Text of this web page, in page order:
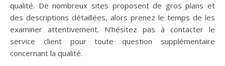
qualité. De nombreux sites proposent de gros plans et
des descriptions détaillées, alors prenez le temps de les
examiner attentivement. N’hésitez pas à contacter le
service client pour toute question supplémentaire
concernant la qualité.